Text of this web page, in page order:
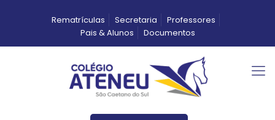
Rematrículas Secretaria
Professores
Pais & Alunos
Documentos